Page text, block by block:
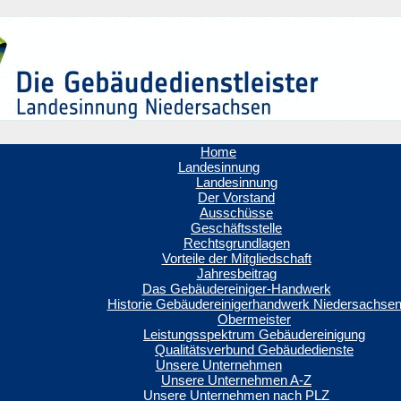
Home
Landesinnung
Landesinnung
Der Vorstand
Ausschüsse
Geschäftsstelle
Rechtsgrundlagen
Vorteile der Mitgliedschaft
Jahresbeitrag
Das Gebäudereiniger-Handwerk
Historie Gebäudereinigerhandwerk Niedersachsen
Obermeister
Leistungsspektrum Gebäudereinigung
Qualitätsverbund Gebäudedienste
Unsere Unternehmen
Unsere Unternehmen A-Z
Unsere Unternehmen nach PLZ